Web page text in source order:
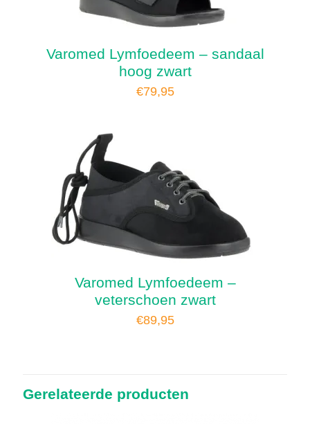
Varomed Lymfoedeem – sandaal
hoog zwart
€79,95
Varomed Lymfoedeem –
veterschoen zwart
€89,95
Gerelateerde producten